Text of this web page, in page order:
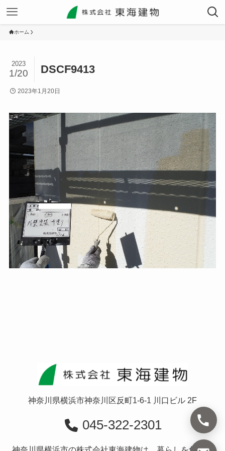
ホーム
DSCF9413
2023
1/20
2023年1月20日
神奈川県横浜市神奈川区反町1-6-1 川口ビル 2F
045-322-2301